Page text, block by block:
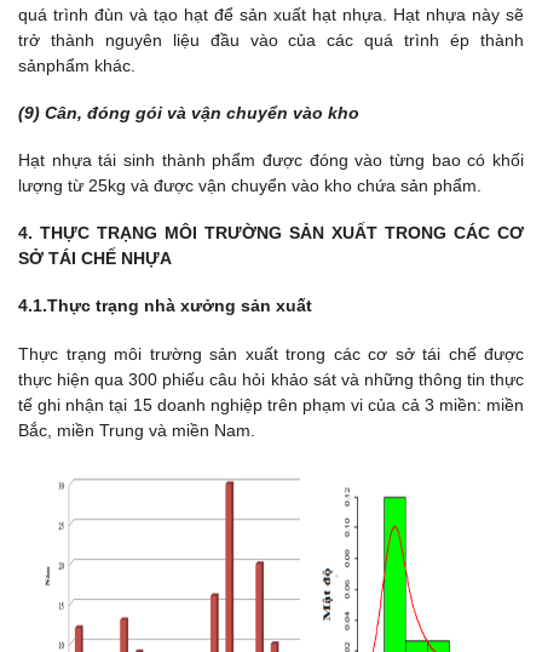
quá trình đùn và tạo hạt để sản xuất hạt nhựa. Hạt nhựa này sẽ
trở thành nguyên liệu đầu vào của các quá trình ép thành
sảnphẩm khác.
(9) Cân, đóng gói và vận chuyển vào kho
Hạt nhựa tái sinh thành phẩm được đóng vào từng bao có khối
lượng từ 25kg và được vận chuyển vào kho chứa sản phẩm.
4. THỰC TRẠNG MÔI TRƯỜNG SẢN XUẤT TRONG CÁC CƠ
SỞ TÁI CHẾ NHỰA
4.1.Thực trạng nhà xưởng sản xuất
Thực trạng môi trường sản xuất trong các cơ sở tái chế được
thực hiện qua 300 phiếu câu hỏi khảo sát và những thông tin thực
tế ghi nhận tại 15 doanh nghiệp trên phạm vi của cả 3 miền: miền
Bắc, miền Trung và miền Nam.